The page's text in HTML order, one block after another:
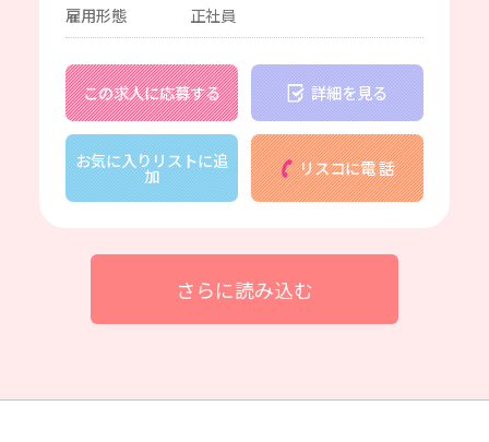
雇用形態
正社員
この求人に応募する 詳細を見る
お気に入りリストに追
加 リスコに電 話
さらに読み込む